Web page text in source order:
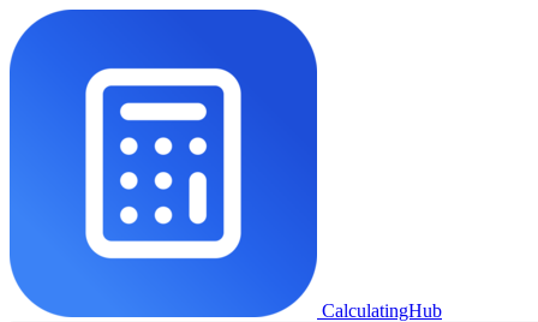
CalculatingHub